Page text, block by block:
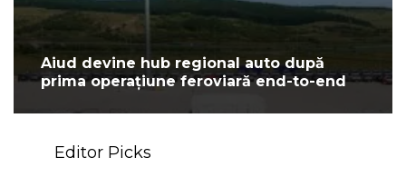
Aiud devine hub regional auto după
prima operațiune feroviară end-to-end
Editor Picks